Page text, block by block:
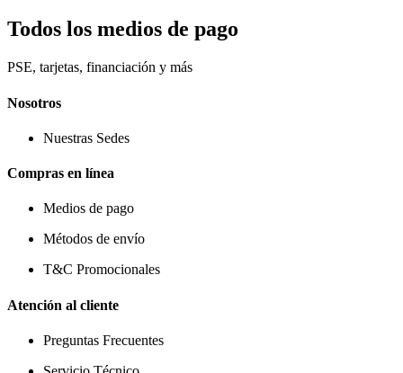
Todos los medios de pago
PSE, tarjetas, financiación y más
Nosotros
Nuestras Sedes
Compras en línea
Medios de pago
Métodos de envío
T&C Promocionales
Atención al cliente
Preguntas Frecuentes